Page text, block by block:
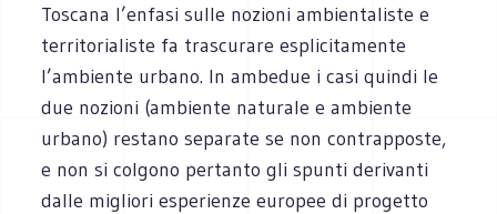
Toscana l’enfasi sulle nozioni ambientaliste e
territorialiste fa trascurare esplicitamente
l’ambiente urbano. In ambedue i casi quindi le
due nozioni (ambiente naturale e ambiente
urbano) restano separate se non contrapposte,
e non si colgono pertanto gli spunti derivanti
dalle migliori esperienze europee di progetto